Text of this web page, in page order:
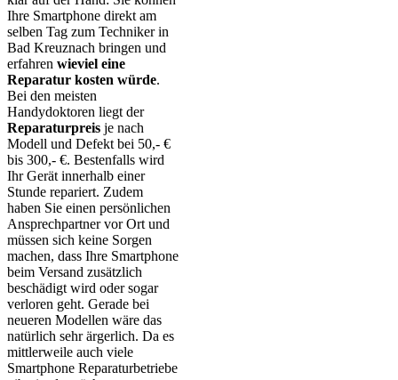
Ihre Smartphone direkt am
selben Tag zum Techniker in
Bad Kreuznach bringen und
erfahren wieviel eine
Reparatur kosten würde.
Bei den meisten
Handydoktoren liegt der
Reparaturpreis je nach
Modell und Defekt bei 50,- €
bis 300,- €. Bestenfalls wird
Ihr Gerät innerhalb einer
Stunde repariert. Zudem
haben Sie einen persönlichen
Ansprechpartner vor Ort und
müssen sich keine Sorgen
machen, dass Ihre Smartphone
beim Versand zusätzlich
beschädigt wird oder sogar
verloren geht. Gerade bei
neueren Modellen wäre das
natürlich sehr ärgerlich. Da es
mittlerweile auch viele
Smartphone Reparaturbetriebe